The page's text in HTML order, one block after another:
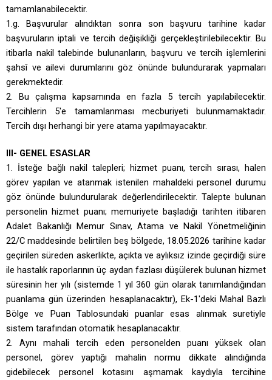
tamamlanabilecektir.
1.g. Başvurular alındıktan sonra son başvuru tarihine kadar
başvuruların iptali ve tercih değişikliği gerçekleştirilebilecektir. Bu
itibarla nakil talebinde bulunanların, başvuru ve tercih işlemlerini
şahsî ve ailevi durumlarını göz önünde bulundurarak yapmaları
gerekmektedir.
2. Bu çalışma kapsamında en fazla 5 tercih yapılabilecektir.
Tercihlerin 5'e tamamlanması mecburiyeti bulunmamaktadır.
Tercih dışı herhangi bir yere atama yapılmayacaktır.
III- GENEL ESASLAR
1. İsteğe bağlı nakil talepleri; hizmet puanı, tercih sırası, halen
görev yapılan ve atanmak istenilen mahaldeki personel durumu
göz önünde bulundurularak değerlendirilecektir. Talepte bulunan
personelin hizmet puanı; memuriyete başladığı tarihten itibaren
Adalet Bakanlığı Memur Sınav, Atama ve Nakil Yönetmeliğinin
22/C maddesinde belirtilen beş bölgede, 18.05.2026 tarihine kadar
geçirilen süreden askerlikte, açıkta ve aylıksız izinde geçirdiği süre
ile hastalık raporlarının üç aydan fazlası düşülerek bulunan hizmet
süresinin her yılı (sistemde 1 yıl 360 gün olarak tanımlandığından
puanlama gün üzerinden hesaplanacaktır), Ek-1'deki Mahal Bazlı
Bölge ve Puan Tablosundaki puanlar esas alınmak suretiyle
sistem tarafından otomatik hesaplanacaktır.
2. Aynı mahali tercih eden personelden puanı yüksek olan
personel, görev yaptığı mahalin normu dikkate alındığında
gidebilecek personel kotasını aşmamak kaydıyla tercihine